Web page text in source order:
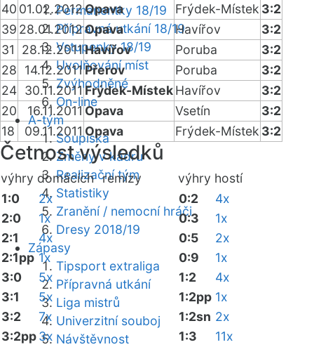
Permanentky 18/19
Přípravná utkání 18/19
Vstupenky 18/19
Uvolňování míst
Zvýhodněné
On-line
A-tým
Soupiska
Změny v kádru
Realizační tým
Statistiky
Zranění / nemocní hráči
Dresy 2018/19
Zápasy
Tipsport extraliga
Přípravná utkání
Liga mistrů
Univerzitní souboj
Návštěvnost
40 01.02.2012Opava Frýdek-Místek 3:2
39 28.01.2012Opava Havířov
3:2
31
28.12.2011Havířov Poruba
3:2
28
14.12.2011 Přerov Poruba
3:2
24 30.11.2011 Frýdek-MístekHavířov
3:2
20
16.11.2011Opava Vsetín
3:2
18
09.11.2011 Opava Frýdek-Místek 3:2
Četnost výsledků
výhry domácíchremízy výhry hostí
1:0
2x
2:0
1x
2:1
4x
2:1pp 1x
3:0
5x
3:1
5x
3:2
7x
3:2pp3x
0:2
4x
0:3
1x
0:5
2x
0:9
1x
1:2
4x
1:2pp 1x
1:2sn 2x
1:3
11x